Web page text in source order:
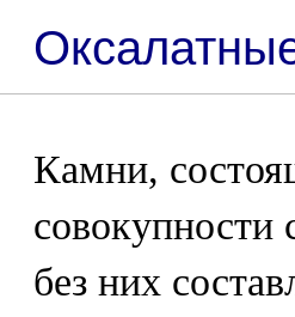
Камни,
совокупности
без них